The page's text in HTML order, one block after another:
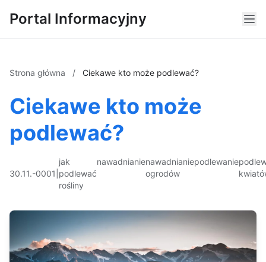
Portal Informacyjny
Strona główna / Ciekawe kto może podlewać?
Ciekawe kto może
podlewać?
30.11.-0001
jak
podlewać
rośliny
nawadnianienawadnianie
ogrodów
podlewanie